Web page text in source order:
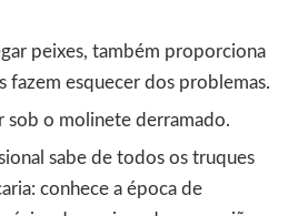
peixes, também proporciona
fazem esquecer dos problemas.
sob o molinete derramado.
sabe de todos os truques
conhece a época de